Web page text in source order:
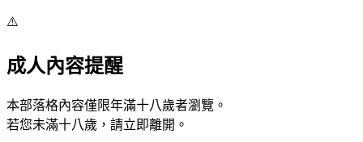
⚠️
成人內容提醒
本部落格內容僅限年滿十八歲者瀏覽。
若您未滿十八歲，請立即離開。